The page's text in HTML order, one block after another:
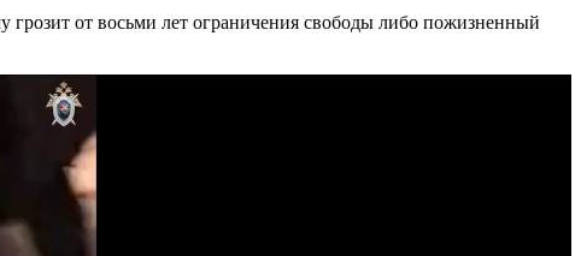
от восьми лет ограничения свободы либо пожизненный